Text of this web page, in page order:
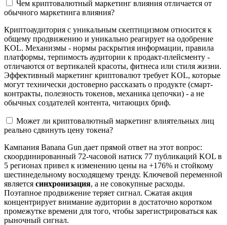
Чем криптовалютный маркетинг влияния отличается от
обычного маркетинга влияния?
Криптоаудитория с уникальным скептицизмом относится к
общему продвижению и уникально реагирует на одобрение
KOL. Механизмы - нормы раскрытия информации, правила
платформы, терпимость аудитории к продакт-плейсменту -
отличаются от вертикалей красоты, фитнеса или стиля жизни.
Эффективный маркетинг криптовалют требует KOL, которые
могут технически достоверно рассказать о продукте (смарт-
контракты, полезность токенов, механика цепочки) - а не
обычных создателей контента, читающих бриф.
Может ли криптовалютный маркетинг влиятельных лиц
реально сдвинуть цену токена?
Кампания Banana Gun дает прямой ответ на этот вопрос:
скоординированный 72-часовой натиск 77 публикаций KOL в
5 регионах привел к изменению цены на +176% и стойкому
шестинедельному восходящему тренду. Ключевой переменной
является синхронизация, а не совокупные расходы.
Поэтапное продвижение теряет сигнал. Сжатая акция
концентрирует внимание аудитории в достаточно коротком
промежутке времени для того, чтобы зарегистрироваться как
рыночный сигнал.